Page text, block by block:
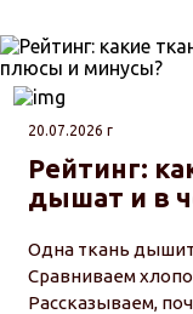
20.07.2026 г
Рейтинг:
дышат и в
Одна ткань
Сравниваем
Рассказываем,